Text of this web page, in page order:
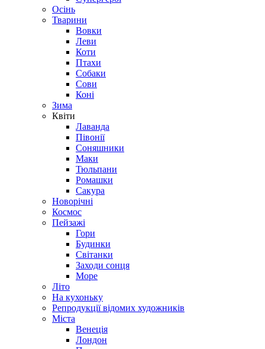
Осінь
Тварини
Вовки
Леви
Коти
Птахи
Собаки
Сови
Коні
Зима
Квіти
Лаванда
Півонії
Соняшники
Маки
Тюльпани
Ромашки
Сакура
Новорічні
Космос
Пейзажі
Гори
Будинки
Світанки
Заходи сонця
Море
Літо
На кухоньку
Репродукції відомих художників
Міста
Венеція
Лондон